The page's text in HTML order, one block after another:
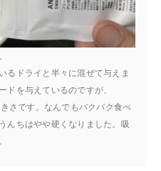
るドライと半々に混ぜて与えま
ドを与えているのですが、
さです。なんでもバクバク食べ
んちはやや硬くなりました。吸